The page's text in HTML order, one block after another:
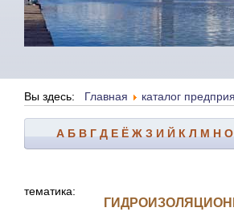
Вы здесь: Главная каталог
А Б В Г Д Е Ё Ж З И Й К Л М Н О
тематика: